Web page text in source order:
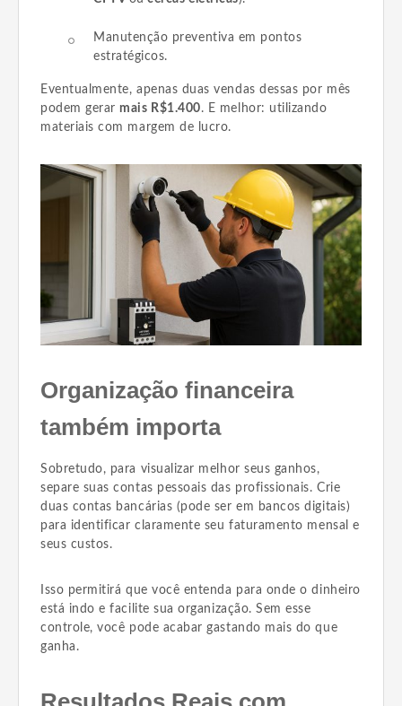
Manutenção preventiva em pontos
estratégicos.
Eventualmente, apenas duas vendas dessas por mês
podem gerarmais R$1.400. E melhor: utilizando
materiais com margem de lucro.
Organização financeira
também importa
Sobretudo, para visualizar melhor seus ganhos,
separe suas contas pessoais das profissionais. Crie
duas contas bancárias (pode ser em bancos digitais)
para identificar claramente seu faturamento mensal e
seus custos.
Isso permitirá que você entenda para onde o dinheiro
está indo e facilite sua organização. Sem esse
controle, você pode acabar gastando mais do que
ganha.